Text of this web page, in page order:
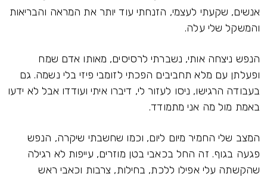
אנשים, שקעתי לעצמי, הזנחתי עוד יותר את המראה והבריאות
והמשקל שלי עלה.
הנפש ניצחה אותי, נשברתי לרסיסים, מאותו אדם שמח
ופעלתן עם מלא תחביבים הפכתי לזומבי פיזי בלי נשמה. גם
בעבודה הרגישו, ניסו לעזור לי, דיברו איתי ועודדו אבל לא ידעו
באמת מול מה אני מתמודד.
המצב שלי החמיר מיום ליום, וכמו שחשבתי שיקרה, הנפש
פגעה בגוף. זה החל בכאבי בטן מוזרים, עייפות לא רגילה
שהקשתה עלי אפילו ללכת, בחילות, צרבות וכאבי ראש